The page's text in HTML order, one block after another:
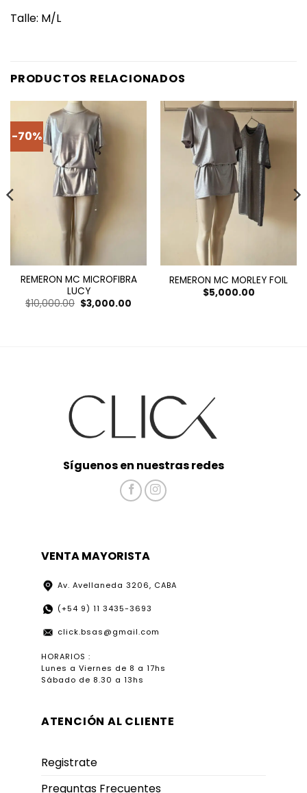
Talle: M/L
PRODUCTOS RELACIONADOS
-70%
REMERON MC MICROFIBRA
LUCY
$10,000.00 El
precio
$3,000.00
REMERON MC MORLEY FOIL
$5,000.00
Síguenos en nuestras redes
VENTA MAYORISTA
Av. Avellaneda 3206, CABA
(+54 9) 11 3435-3693
click.bsas@gmail.com
HORARIOS :
Lunes a Viernes de 8 a 17hs
Sábado de 8.30 a 13hs
ATENCIÓN AL CLIENTE
Registrate
Preguntas Frecuentes